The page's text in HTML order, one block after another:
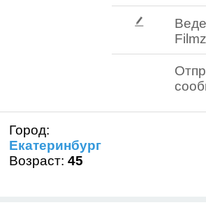
Город:
Екатеринбург
Возраст: 45